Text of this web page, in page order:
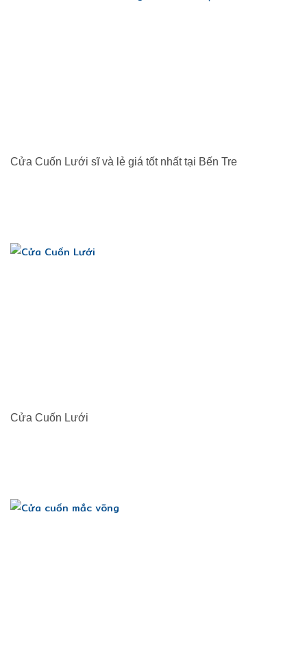
Cửa Cuốn Lưới sĩ và lẻ giá tốt nhất tại Bến Tre
Cửa Cuốn Lưới